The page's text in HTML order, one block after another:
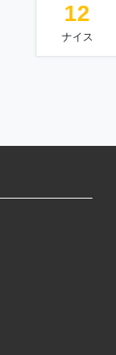
12
ナイス